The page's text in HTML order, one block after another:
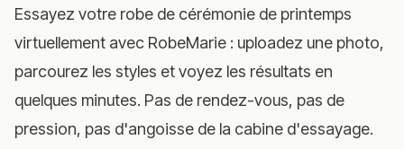
Essayez votre robe de cérémonie de printemps
virtuellement avec RobeMarie : uploadez une photo,
parcourez les styles et voyez les résultats en
quelques minutes. Pas de rendez-vous, pas de
pression, pas d'angoisse de la cabine d'essayage.